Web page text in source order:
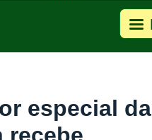
especial da